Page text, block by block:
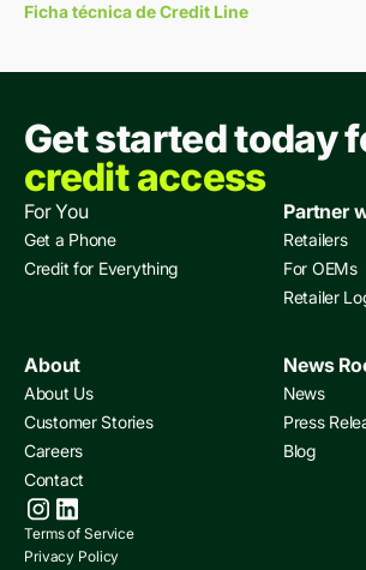
Ficha técnica de Credit Line
Get started today
credit access
For You
Get a Phone
Credit for Everything
Partner
Retailers
For OEMs
Retailer
About
About Us
Customer Stories
Careers
Contact
News
News
Press
Blog
Terms of Service
Privacy Policy